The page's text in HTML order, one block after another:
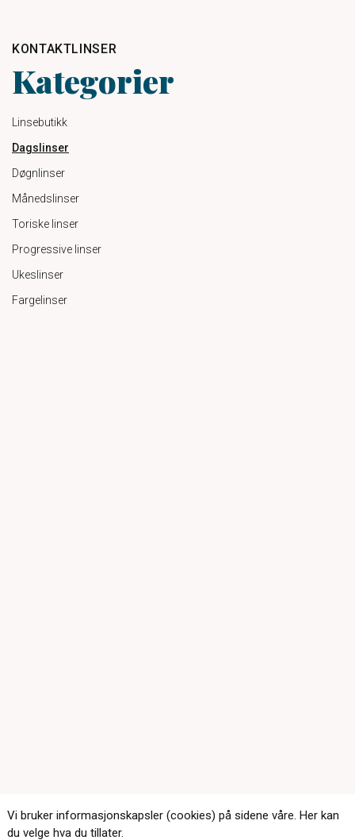
KONTAKTLINSER
Kategorier
Linsebutikk
Dagslinser
Døgnlinser
Månedslinser
Toriske linser
Progressive linser
Ukeslinser
Fargelinser
Vi bruker informasjonskapsler (cookies) på sidene våre. Her kan
du velge hva du tillater.